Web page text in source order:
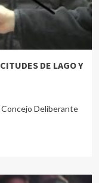
DE LAGO Y
Deliberante